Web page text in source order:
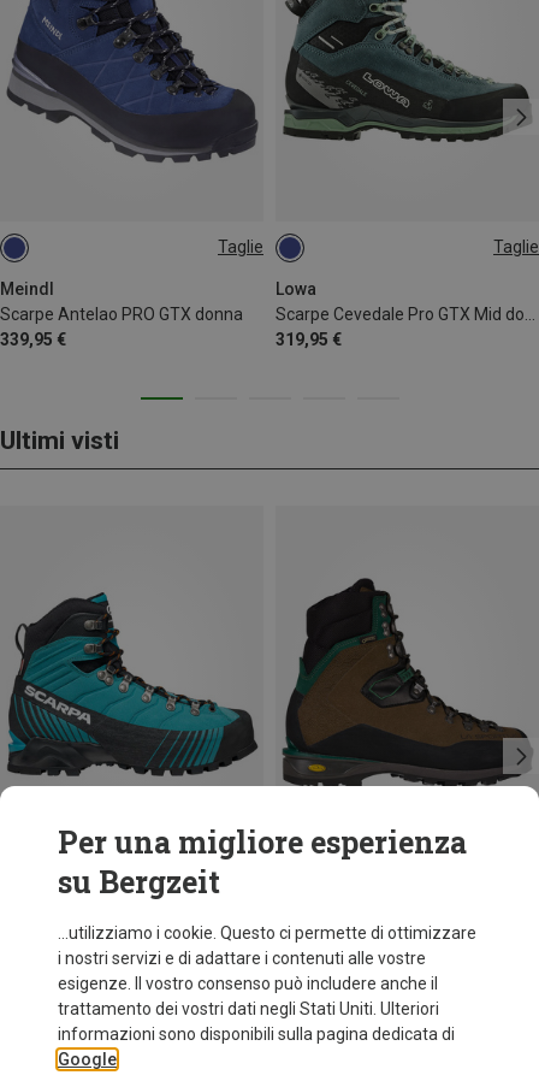
Taglie
Meindl
Scarpe Antelao PRO GTX donna
339,95 €
Taglie
Lowa
319,95 €
Ultimi visti
Taglie
Scarponi Ribelle HD donna
369,95 €
38 38.5
La Sportiva
Scarponi Karakorum HC GTX
315,20 €
Per una migliore esperienza
su Bergzeit
...utilizziamo i cookie. Questo ci permette di ottimizzare
i nostri servizi e di adattare i contenuti alle vostre
esigenze. Il vostro consenso può includere anche il
trattamento dei vostri dati negli Stati Uniti. Ulteriori
informazioni sono disponibili sulla pagina dedicata di
Google